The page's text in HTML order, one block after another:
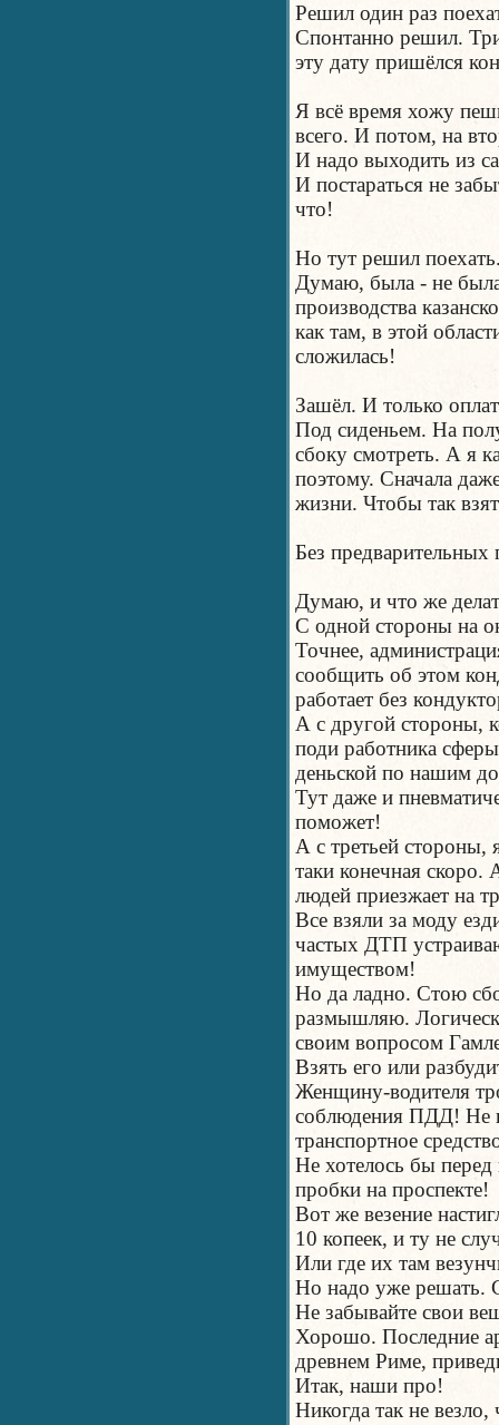
Решил один раз
Спонтанно решил.
эту дату пришёлся
Я всё время хожу
всего. И потом, на
И надо выходить из
И постараться не
что!
Но тут решил
Думаю, была - не
производства
как там, в этой
сложилась!
Зашёл. И только
Под сиденьем. На
сбоку смотреть. А я
поэтому. Сначала
жизни. Чтобы так
Без
Думаю, и что же
С одной стороны на
Точнее,
сообщить об этом
работает без
А с другой стороны,
поди работника
деньской по нашим
Тут даже и
поможет!
А с третьей стороны,
таки конечная
людей приезжает на
Все взяли за моду
частых ДТП
имуществом!
Но да ладно. Стою
размышляю.
своим вопросом
Взять его или
Женщину-водителя
соблюдения ПДД! Не
транспортное
Не хотелось бы
пробки на проспекте!
Вот же везение
10 копеек, и ту не
Или где их там
Но надо уже решать.
Не забывайте свои
Хорошо. Последние
древнем Риме,
Итак, наши про!
Никогда так не